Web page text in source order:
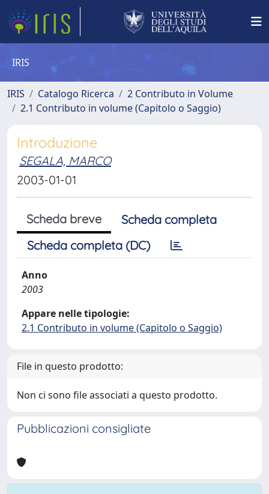
IRIS
IRIS Catalogo Ricerca
2 Contributo in Volume
2.1 Contributo in volume (Capitolo o Saggio)
Introduzione
SEGALA, MARCO
2003-01-01
Scheda breve
Scheda completa
Scheda completa (DC)
Anno
2003
Appare nelle tipologie:
2.1 Contributo in volume (Capitolo o Saggio)
File in questo prodotto:
Non ci sono file associati a questo prodotto.
Pubblicazioni consigliate